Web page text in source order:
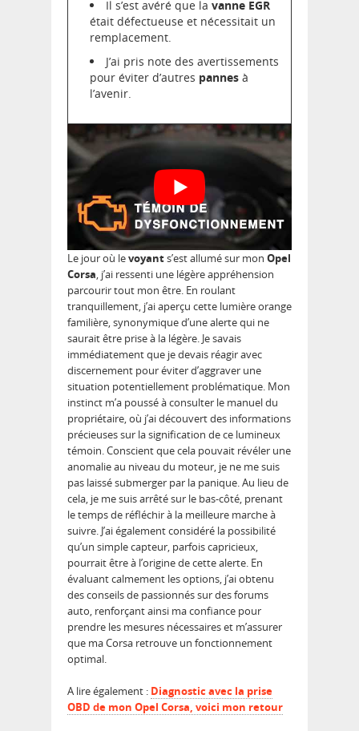
Il s’est avéré que la vanne EGR
était défectueuse et nécessitait un
remplacement.
J’ai pris note des avertissements
pour éviter d’autres pannes à
l’avenir.
Le jour où levoyants’est allumé sur mon Opel
Corsa, j’ai ressenti une légère appréhension
parcourir tout mon être. En roulant
tranquillement, j’ai aperçu cette lumière orange
familière, synonymique d’une alerte qui ne
saurait être prise à la légère. Je savais
immédiatement que je devais réagir avec
discernement pour éviter d’aggraver une
situation potentiellement problématique. Mon
instinct m’a poussé à consulter le manuel du
propriétaire, où j’ai découvert des informations
précieuses sur la signification de ce lumineux
témoin. Conscient que cela pouvait révéler une
anomalie au niveau du moteur, je ne me suis
pas laissé submerger par la panique. Au lieu de
cela, je me suis arrêté sur le bas-côté, prenant
le temps de réfléchir à la meilleure marche à
suivre. J’ai également considéré la possibilité
qu’un simple capteur, parfois capricieux,
pourrait être à l’origine de cette alerte. En
évaluant calmement les options, j’ai obtenu
des conseils de passionnés sur des forums
auto, renforçant ainsi ma confiance pour
prendre les mesures nécessaires et m’assurer
que ma Corsa retrouve un fonctionnement
optimal.
A lire également : Diagnostic avec la prise
OBD de mon Opel Corsa, voici mon retour